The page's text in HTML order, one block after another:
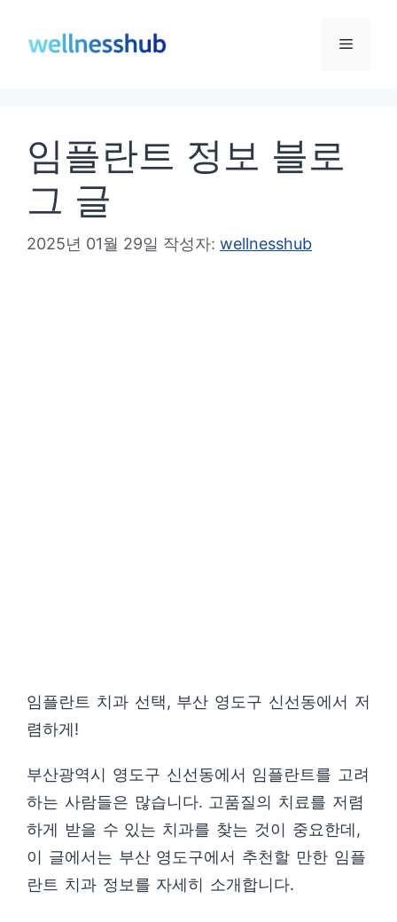
메
임플란트 정보 블로
그 글
2025년 01월 29일 작성자: wellnesshub
임플란트 치과 선택, 부산 영도구 신선동에서 저
렴하게!
부산광역시 영도구 신선동에서 임플란트를 고려
하는 사람들은 많습니다. 고품질의 치료를 저렴
하게 받을 수 있는 치과를 찾는 것이 중요한데,
이 글에서는 부산 영도구에서 추천할 만한 임플
란트 치과 정보를 자세히 소개합니다.